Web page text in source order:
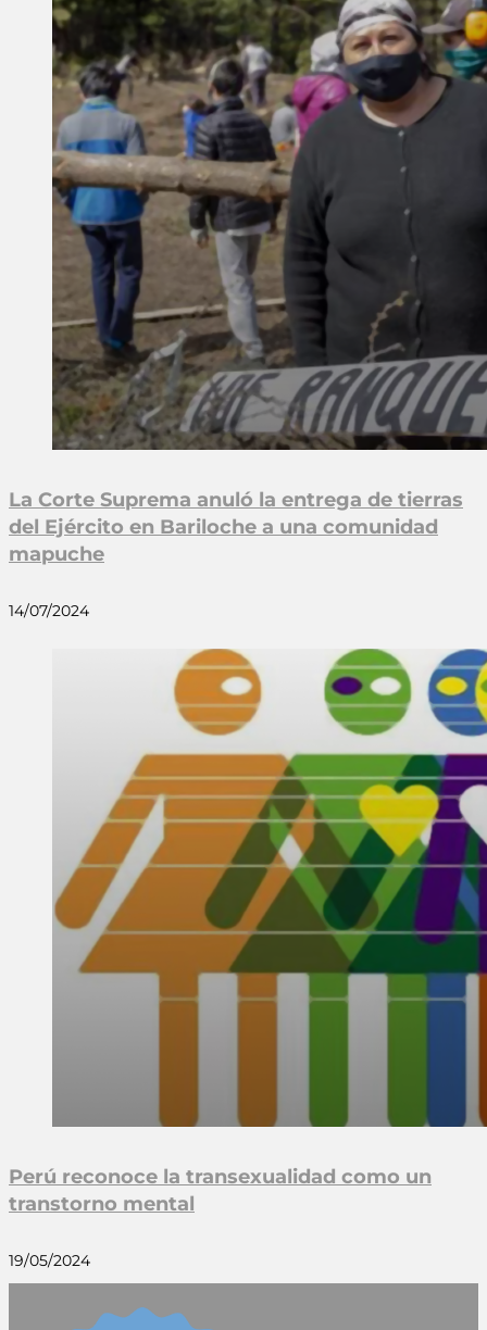
La Corte Suprema anuló la entrega de tierras
del Ejército en Bariloche a una comunidad
mapuche
14/07/2024
Perú reconoce la transexualidad como un
transtorno mental
19/05/2024